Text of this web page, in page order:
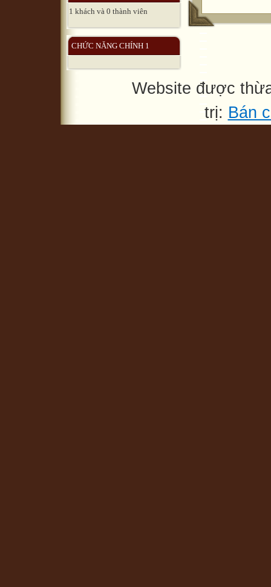
1 khách và 0 thành viên
CHỨC NĂNG CHÍNH 1
Website được
trị: Bán